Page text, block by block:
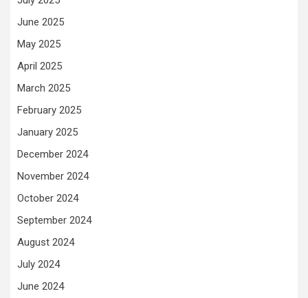
June 2025
May 2025
April 2025
March 2025
February 2025
January 2025
December 2024
November 2024
October 2024
September 2024
August 2024
July 2024
June 2024